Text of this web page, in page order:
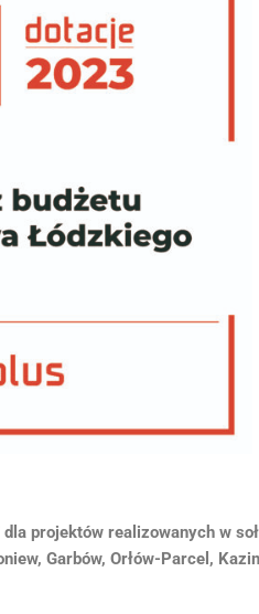
projektów realizowanych w
Garbów, Orłów-Parcel,